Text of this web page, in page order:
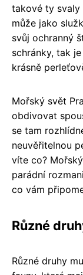
takové ty svaly
může jako
svůj ochranný
schránky, tak
krásně
Mořský svět
obdivovat
se tam
neuvěřitelnou
víte co?
parádní
co vám
Různé
Různé druhy